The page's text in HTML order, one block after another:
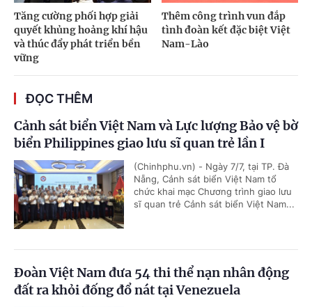
Tăng cường phối hợp giải
quyết khủng hoảng khí hậu
và thúc đẩy phát triển bền
vững
Thêm công trình vun đắp
tình đoàn kết đặc biệt Việt
Nam-Lào
ĐỌC THÊM
Cảnh sát biển Việt Nam và Lực lượng Bảo vệ bờ
biển Philippines giao lưu sĩ quan trẻ lần I
(Chinhphu.vn) - Ngày 7/7, tại TP. Đà
Nẵng, Cảnh sát biển Việt Nam tổ
chức khai mạc Chương trình giao lưu
sĩ quan trẻ Cảnh sát biển Việt Nam...
Đoàn Việt Nam đưa 54 thi thể nạn nhân động
đất ra khỏi đống đổ nát tại Venezuela